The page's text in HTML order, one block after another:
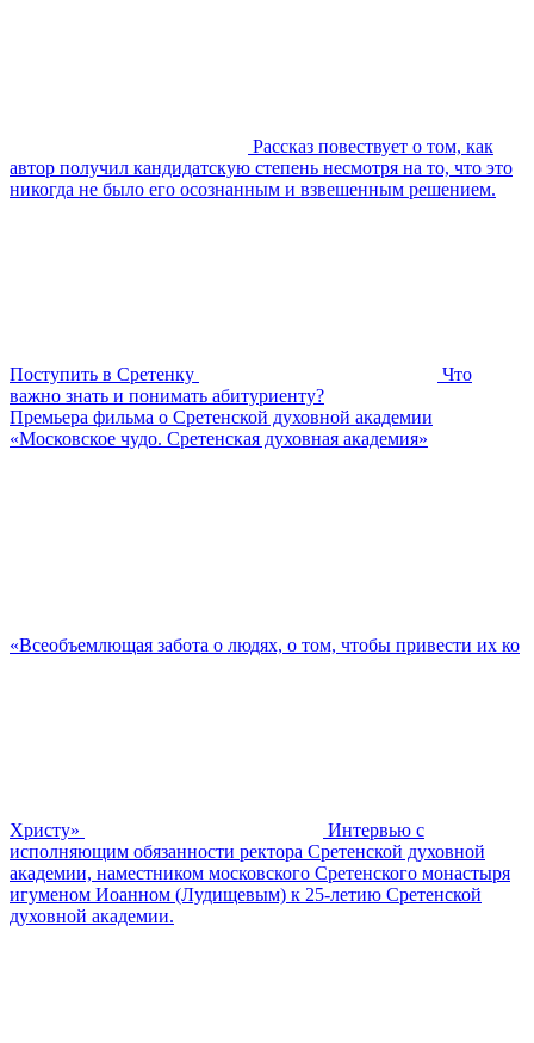
Рассказ повествует о том, как
автор получил кандидатскую степень несмотря на то, что это
никогда не было его осознанным и взвешенным решением.
Поступить в Сретенку
Что
важно знать и понимать абитуриенту?
Премьера фильма о Сретенской духовной академии
«Московское чудо. Сретенская духовная академия»
«Всеобъемлющая забота о людях, о том, чтобы привести их ко
Христу»
Интервью с
исполняющим обязанности ректора Сретенской духовной
академии, наместником московского Сретенского монастыря
игуменом Иоанном (Лудищевым) к 25-летию Сретенской
духовной академии.